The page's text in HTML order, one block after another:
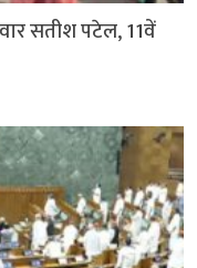
सतीश पटेल, 11वें